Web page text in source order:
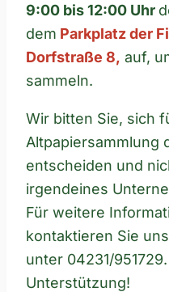
9:00 bis 12:00 Uhr
dem Parkplatz der
Dorfstraße 8, auf,
sammeln.
Wir bitten Sie, sich
Altpapiersammlung
entscheiden und
irgendeines
Für weitere
kontaktieren Sie
unter 04231/
Unterstützung!